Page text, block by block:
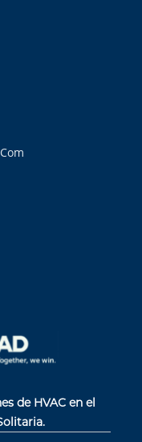
de HVAC en el